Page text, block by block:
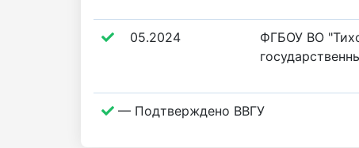
05.2024
ФГБОУ ВО
— Подтверждено ВВГУ